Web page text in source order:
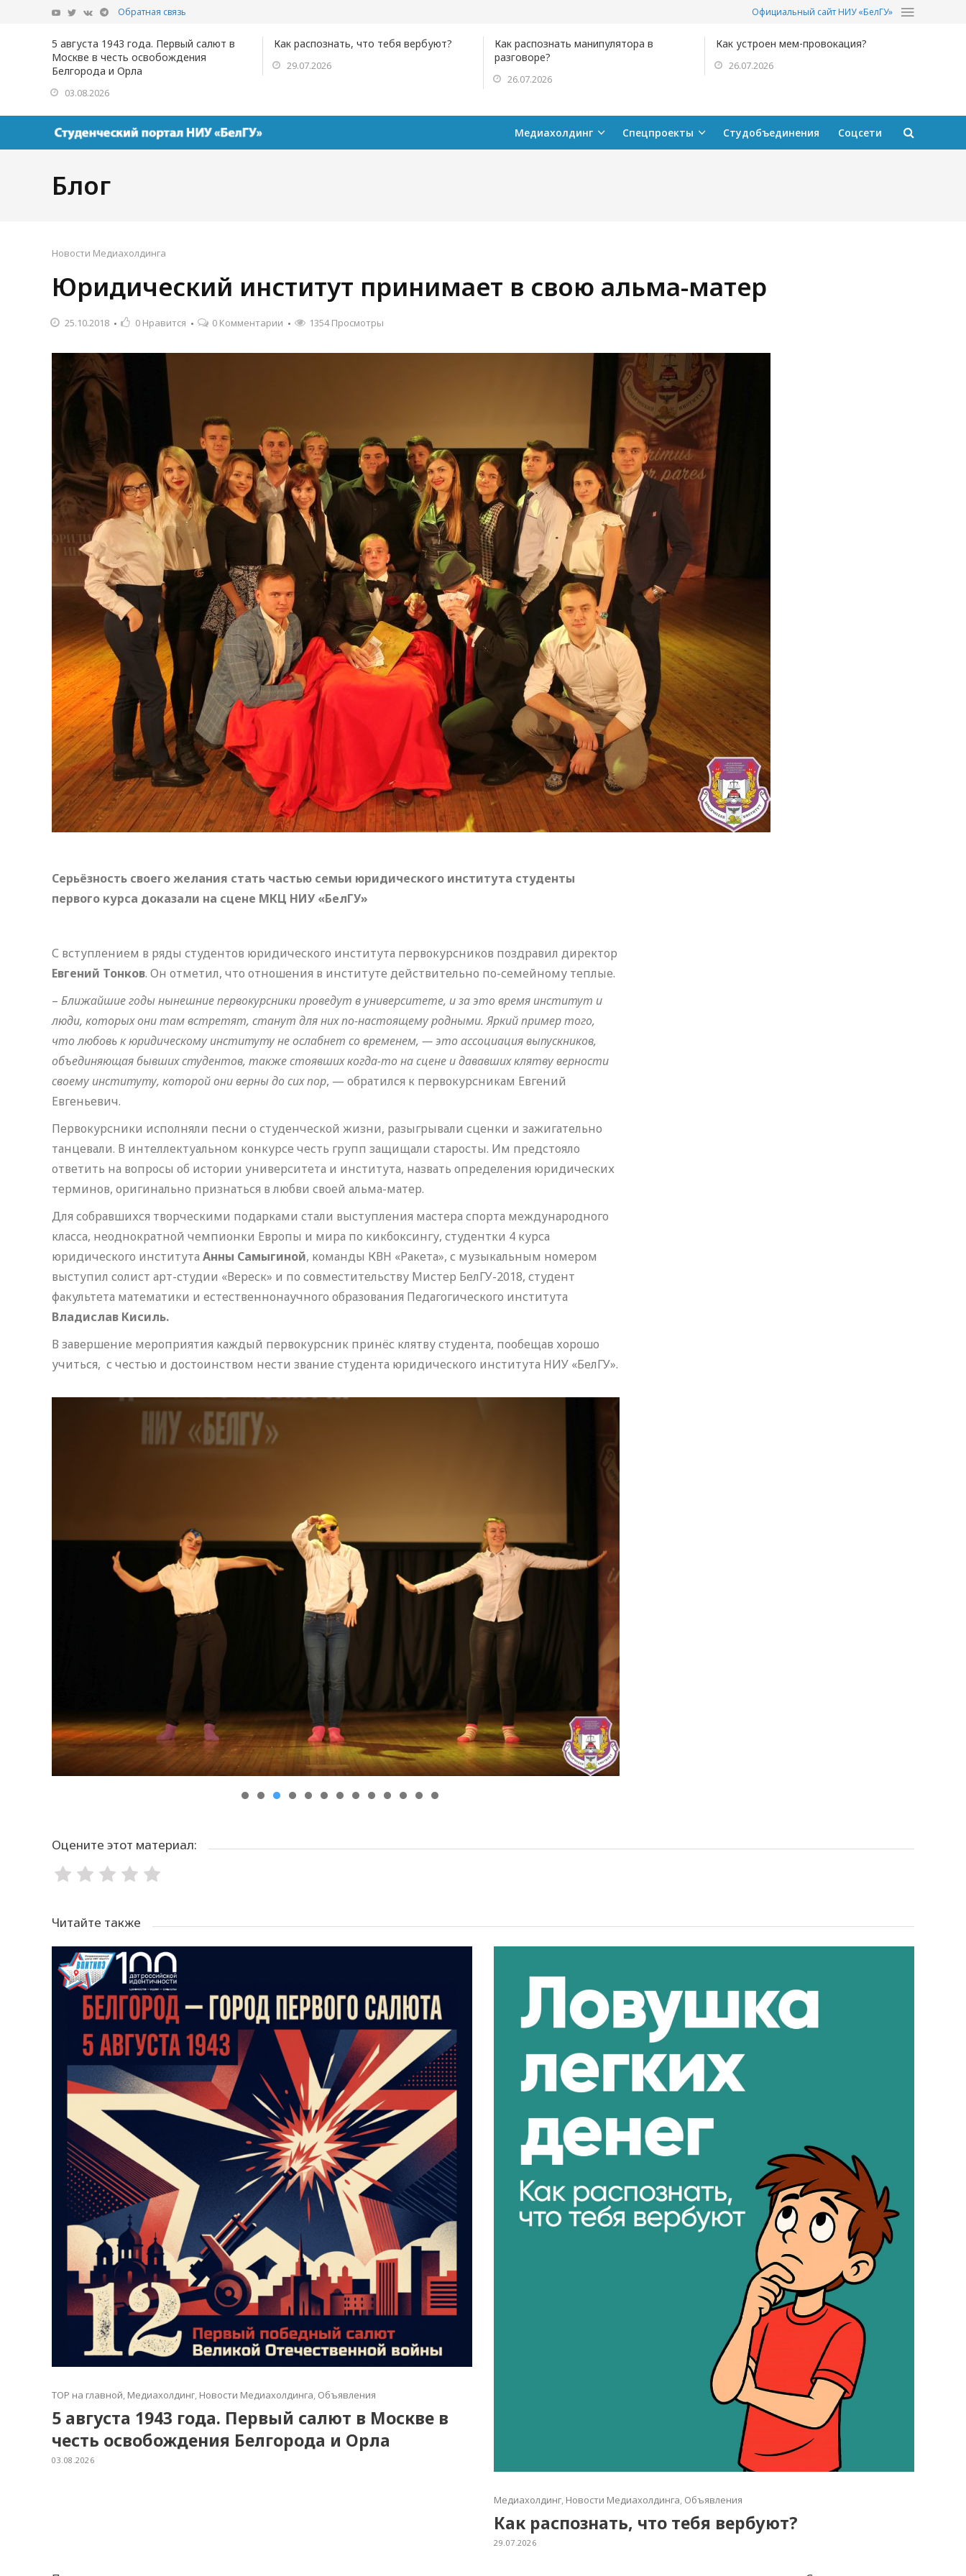
Обратная связь Официальный сайт НИУ «БелГУ»
5 августа 1943 года. Первый салют в
Москве в честь освобождения
Белгорода и Орла
03.08.2026
Как распознать, что тебя вербуют?
29.07.2026
Как распознать манипулятора в
разговоре?
26.07.2026
Как устроен мем-провокация?
26.07.2026
Медиахолдинг Спецпроекты Студобъединения Соцсети
Блог
Новости Медиахолдинга
Юридический институт принимает в свою альма-матер
25.10.2018 0 Нравится 0 Комментарии 1354 Просмотры
Серьёзность своего желания стать частью семьи юридического института студенты
первого курса доказали на сцене МКЦ НИУ «БелГУ»
С вступлением в ряды студентов юридического института первокурсников поздравил директор
Евгений Тонков. Он отметил, что отношения в институте действительно по-семейному теплые.
– Ближайшие годы нынешние первокурсники проведут в университете, и за это время институт и
люди, которых они там встретят, станут для них по-настоящему родными. Яркий пример того,
что любовь к юридическому институту не ослабнет со временем, —это ассоциация выпускников,
объединяющая бывших студентов, также стоявших когда-то на сцене и дававших клятву верности
своему институту, которой они верны до сих пор, — обратился к первокурсникам Евгений
Евгеньевич.
Первокурсники исполняли песни о студенческой жизни, разыгрывали сценки и зажигательно
танцевали. В интеллектуальном конкурсе честь групп защищали старосты. Им предстояло
ответить на вопросы об истории университета и института, назвать определения юридических
терминов, оригинально признаться в любви своей альма-матер.
Для собравшихся творческими подарками стали выступления мастера спорта международного
класса, неоднократной чемпионки Европы и мира по кикбоксингу, студентки 4 курса
юридического института Анны Самыгиной, команды КВН «Ракета», с музыкальным номером
выступил солист арт-студии «Вереск» и по совместительству Мистер БелГУ-2018, студент
факультета математики и естественнонаучного образования Педагогического института
Владислав Кисиль.
В завершение мероприятия каждый первокурсник принёс клятву студента, пообещав хорошо
учиться, с честью и достоинством нести звание студента юридического института НИУ «БелГУ».
Оцените этот материал:
Читайте также
TOP на главной, Медиахолдинг, Новости Медиахолдинга, Объявления
5 августа 1943 года. Первый салют в Москве в
честь освобождения Белгорода и Орла
03.08.2026
Медиахолдинг, Новости Медиахолдинга, Объявления
Как распознать, что тебя вербуют?
29.07.2026